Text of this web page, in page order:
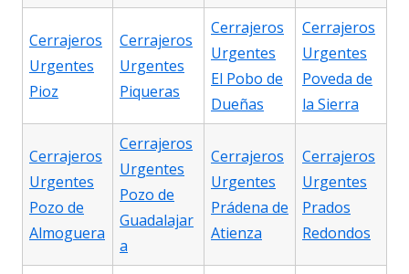
Cerrajeros
Urgentes
Pioz
Cerrajeros
Urgentes
Piqueras
Cerrajeros
Urgentes
El Pobo de
Dueñas
Cerrajeros
Urgentes
Poveda de
la Sierra
Cerrajeros
Urgentes
Pozo de
Almoguera
Cerrajeros
Urgentes
Pozo de
Guadalajar
a
Cerrajeros
Urgentes
Prádena de
Atienza
Cerrajeros
Urgentes
Prados
Redondos